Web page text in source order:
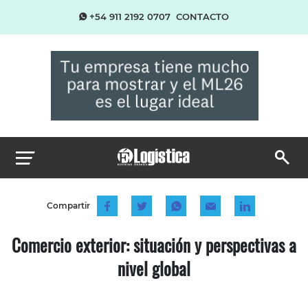
+54 911 2192 0707 CONTACTO
Compartir
Comercio exterior: situación y perspectivas a
nivel global